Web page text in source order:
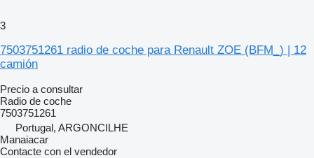
3
7503751261 radio de coche para Renault ZOE (BFM_) | 12
camión
Precio a consultar
Radio de coche
7503751261
Portugal, ARGONCILHE
Manaiacar
Contacte con el vendedor